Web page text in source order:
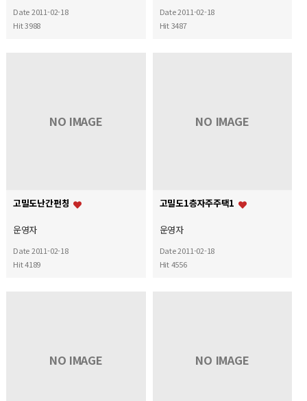
Date 2011-02-18
Hit 3988
Date 2011-02-18
Hit 3487
NO IMAGE
고밀도난간펀칭
운영자
Date 2011-02-18
Hit 4189
NO IMAGE
고밀도1층자주주택1
운영자
Date 2011-02-18
Hit 4556
NO IMAGE NO IMAGE